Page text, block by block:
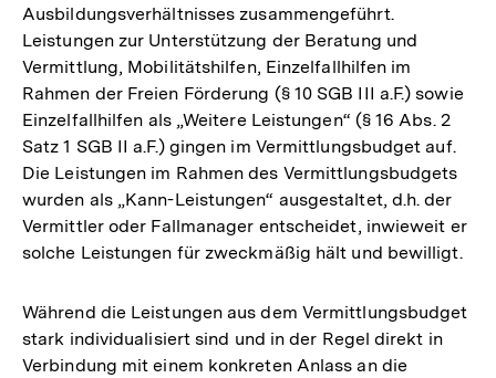
Ausbildungsverhältnisses zusammengeführt.
Leistungen zur Unterstützung der Beratung und
Vermittlung, Mobilitätshilfen, Einzelfallhilfen im
Rahmen der Freien Förderung (§ 10 SGB III a.F.) sowie
Einzelfallhilfen als „Weitere Leistungen“ (§ 16 Abs. 2
Satz 1 SGB II a.F.) gingen im Vermittlungsbudget auf.
Die Leistungen im Rahmen des Vermittlungsbudgets
wurden als „Kann-Leistungen“ ausgestaltet, d.h. der
Vermittler oder Fallmanager entscheidet, inwieweit er
solche Leistungen für zweckmäßig hält und bewilligt.
Während die Leistungen aus dem Vermittlungsbudget
stark individualisiert sind und in der Regel direkt in
Verbindung mit einem konkreten Anlass an die